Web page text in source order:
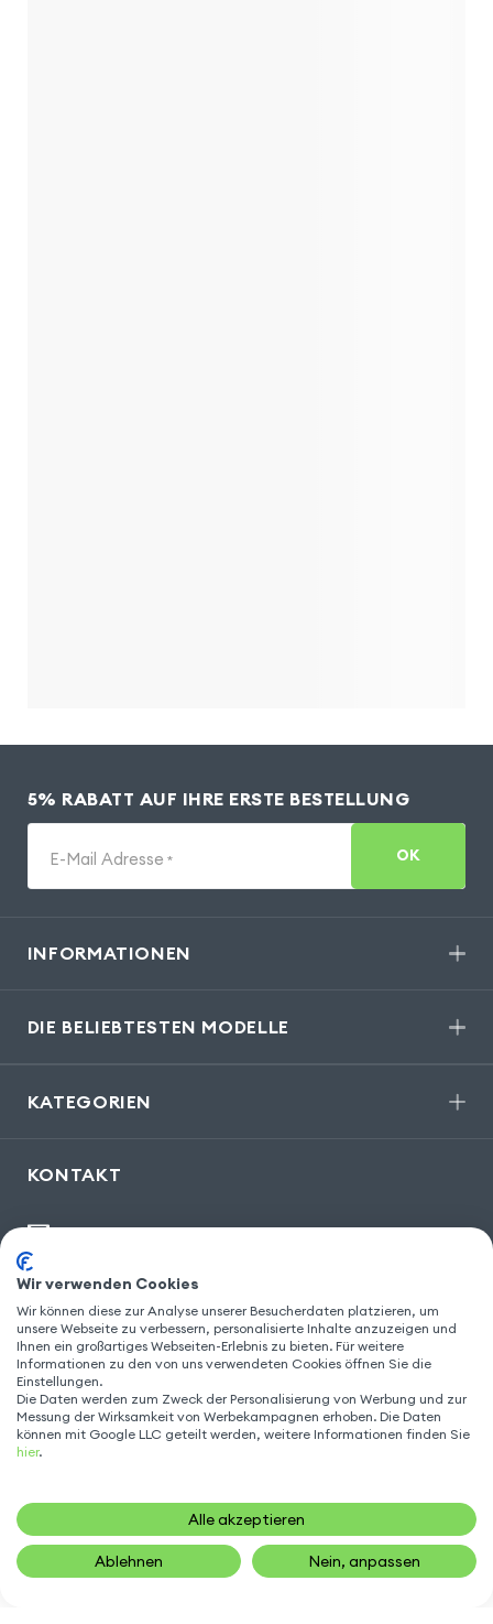
22,90€ IN DEN WARENKORB
5% RABATT AUF IHRE ERSTE BESTELLUNG
E-Mail Adresse * OK
INFORMATIONEN
DIE BELIEBTESTEN MODELLE
KATEGORIEN
KONTAKT
kontakt@gsm55.de
30, bis rue Girard
FOLGEN SIE UNS
Wir verwenden Cookies
Wir können diese zur Analyse unserer Besucherdaten platzieren, um
unsere Webseite zu verbessern, personalisierte Inhalte anzuzeigen und
Ihnen ein großartiges Webseiten-Erlebnis zu bieten. Für weitere
Informationen zu den von uns verwendeten Cookies öffnen Sie die
Einstellungen.
Die Daten werden zum Zweck der Personalisierung von Werbung und zur
Messung der Wirksamkeit von Werbekampagnen erhoben. Die Daten
können mit Google LLC geteilt werden, weitere Informationen finden Sie
hier.
Alle akzeptieren
Ablehnen Nein, anpassen